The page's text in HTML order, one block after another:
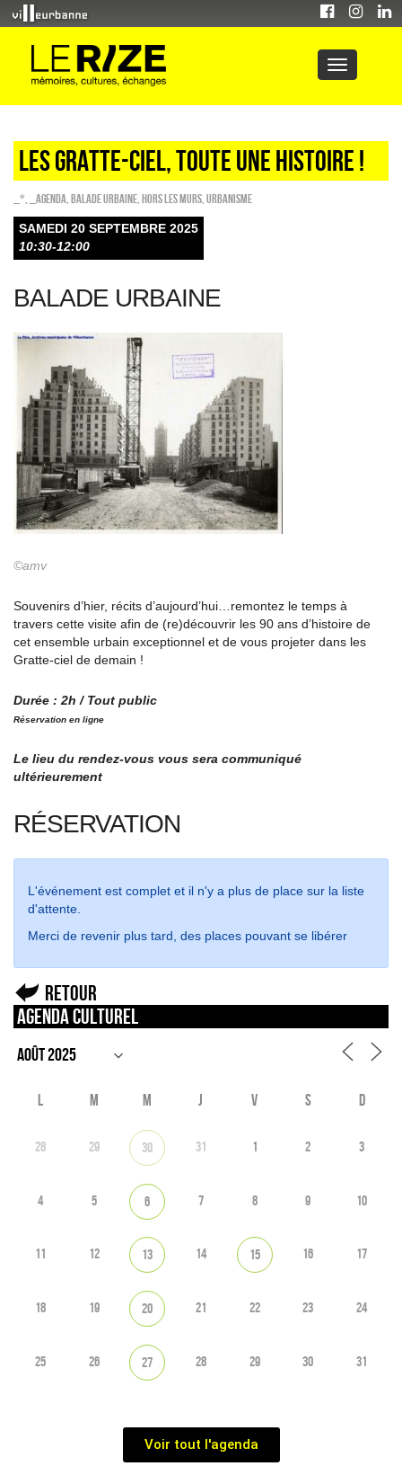
LES GRATTE-CIEL, TOUTE UNE HISTOIRE !
_* _Agenda Balade urbaine HORS LES MURS Urbanisme
SAMEDI 20 SEPTEMBRE 2025
10:30-12:00
BALADE URBAINE
©amv
Souvenirs d’hier, récits d’aujourd’hui…remontez le temps à
travers cette visite afin de (re)découvrir les 90 ans d’histoire de
cet ensemble urbain exceptionnel et de vous projeter dans les
Gratte-ciel de demain !
Durée : 2h / Tout public
Réservation en ligne
Le lieu du rendez-vous vous sera communiqué
ultérieurement
RÉSERVATION
L'événement est complet et il n'y a plus de place sur la liste
d'attente.
Merci de revenir plus tard, des places pouvant se libérer
Retour
Agenda culturel
L M M J V S D
28 29 30 31 1 2 3
4 5 6 7 8 9 10
11 12 13 14 15 16 17
18 19 20 21 22 23 24
25 26 27 28 29 30 31
Voir tout l'agenda